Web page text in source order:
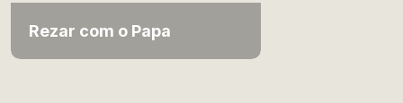
Rezar com o Papa